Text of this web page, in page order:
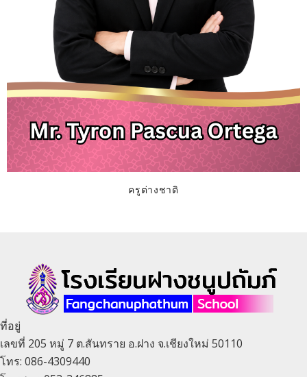
ครูต่างชาติ
ที่อยู่
เลขที่ 205 หมู่ 7 ต.สันทราย อ.ฝาง จ.เชียงใหม่ 50110
โทร: 086-4309440